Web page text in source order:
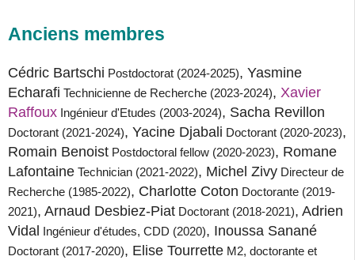
Anciens membres
Cédric Bartschi Postdoctorat (2024-2025), Yasmine
Echarafi Technicienne de Recherche (2023-2024), Xavier
Raffoux Ingénieur d'Etudes (2003-2024), Sacha Revillon
Doctorant (2021-2024), Yacine Djabali Doctorant (2020-2023),
Romain Benoist Postdoctoral fellow (2020-2023), Romane
Lafontaine Technician (2021-2022), Michel Zivy Directeur de
Recherche (1985-2022), Charlotte Coton Doctorante (2019-
2021), Arnaud Desbiez-Piat Doctorant (2018-2021), Adrien
Vidal
Ingénieur d'études, CDD (2020), Inoussa Sanané
Doctorant (2017-2020), Elise Tourrette M2, doctorante et